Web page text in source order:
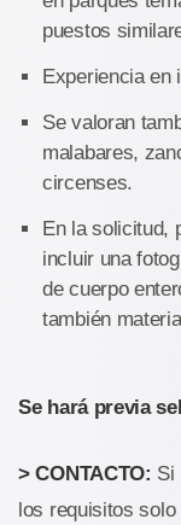
puestos
Experiencia en
Se valoran
malabares,
circenses.
En la solicitud,
incluir una
de cuerpo
también
Se hará previa
> CONTACTO: Si
los requisitos